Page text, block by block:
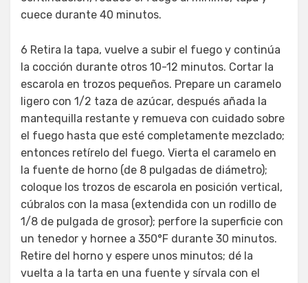
cuece durante 40 minutos.
6 Retira la tapa, vuelve a subir el fuego y continúa
la cocción durante otros 10-12 minutos. Cortar la
escarola en trozos pequeños. Prepare un caramelo
ligero con 1/2 taza de azúcar, después añada la
mantequilla restante y remueva con cuidado sobre
el fuego hasta que esté completamente mezclado;
entonces retírelo del fuego. Vierta el caramelo en
la fuente de horno (de 8 pulgadas de diámetro);
coloque los trozos de escarola en posición vertical,
cúbralos con la masa (extendida con un rodillo de
1/8 de pulgada de grosor); perfore la superficie con
un tenedor y hornee a 350°F durante 30 minutos.
Retire del horno y espere unos minutos; dé la
vuelta a la tarta en una fuente y sírvala con el